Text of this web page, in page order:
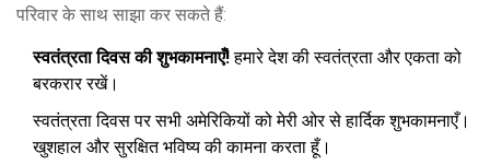
परिवार के साथ साझा कर सकते हैं:
स्वतंत्रता दिवस की शुभकामनाएँ!हमारे देश की स्वतंत्रता और एकता को
बरकरार रखें।
स्वतंत्रता दिवस पर सभी अमेरिकियों को मेरी ओर से हार्दिक शुभकामनाएँ।
खुशहाल और सुरक्षित भविष्य की कामना करता हूँ।